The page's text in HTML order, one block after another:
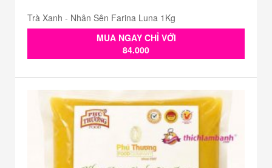
Trà Xanh - Nhân Sên Farina Luna 1Kg
MUA NGAY CHỈ VỚI
84.000